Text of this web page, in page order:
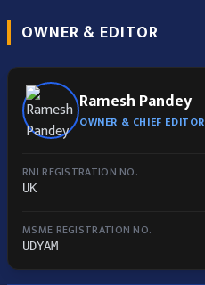
OWNER & EDITOR
Ramesh Pandey
OWNER & CHIEF EDITOR
RNI REGISTRATION NO.
UK
MSME REGISTRATION NO.
UDYAM